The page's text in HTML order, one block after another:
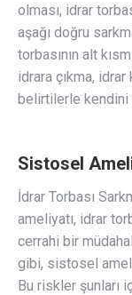
olması, idrar
aşağı doğru
torbasının alt
idrara çıkma, idrar
belirtilerle kendini
Sistosel
İdrar Torbası
ameliyatı, idrar
cerrahi bir
gibi, sistosel
Bu riskler şunları